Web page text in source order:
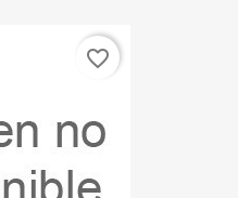
favorite_border